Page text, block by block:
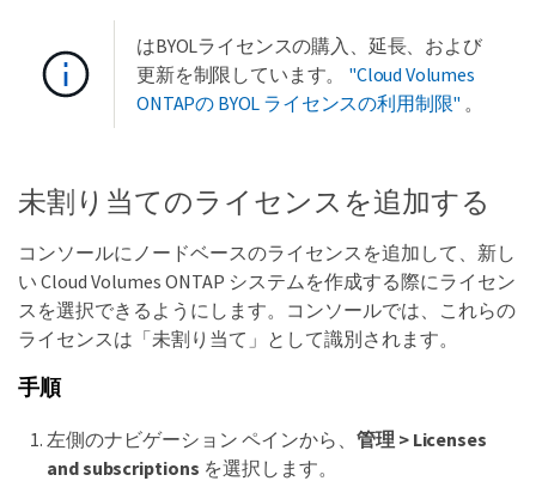
はBYOLライセンスの購入、延長、および
更新を制限しています。 "Cloud Volumes
ONTAPの BYOL ライセンスの利用制限" 。
未割り当てのライセンスを追加する
コンソールにノードベースのライセンスを追加して、新し
い Cloud Volumes ONTAP システムを作成する際にライセン
スを選択できるようにします。コンソールでは、これらの
ライセンスは「未割り当て」として識別されます。
手順
左側のナビゲーション ペインから、 管理 > Licenses
and subscriptions を選択します。